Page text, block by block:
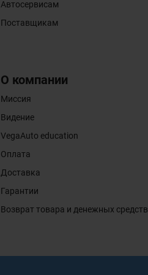
Автосервисам
Поставщикам
О компании
Миссия
Видение
VegaAuto education
Оплата
Доставка
Гарантии
Возврат товара и денежных средств